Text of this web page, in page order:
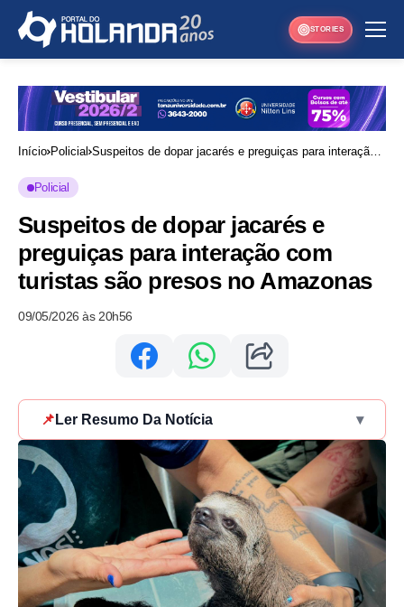
STORIES
Início Policial Suspeitos de dopar jacarés e preguiças para interação
Policial
Suspeitos de dopar jacarés e
preguiças para interação com
turistas são presos no Amazonas
09/05/2026 às 20h56
📌 Ler Resumo Da Notícia ▾